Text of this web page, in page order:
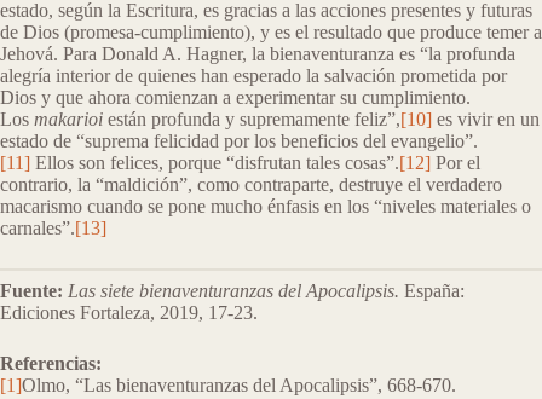
estado, según la Escritura, es gracias a las acciones presentes y futuras
de Dios (promesa-cumplimiento), y es el resultado que produce temer a
Jehová. Para Donald A. Hagner, la bienaventuranza es “la profunda
alegría interior de quienes han esperado la salvación prometida por
Dios y que ahora comienzan a experimentar su cumplimiento.
Los makarioi están profunda y supremamente feliz”,[10] es vivir en un
estado de “suprema felicidad por los beneficios del evangelio”.
[11] Ellos son felices, porque “disfrutan tales cosas”.[12] Por el
contrario, la “maldición”, como contraparte, destruye el verdadero
macarismo cuando se pone mucho énfasis en los “niveles materiales o
carnales”.[13]
Fuente: Las siete bienaventuranzas del Apocalipsis. España:
Ediciones Fortaleza, 2019, 17-23.
Referencias:
[1]Olmo, “Las bienaventuranzas del Apocalipsis”, 668-670.